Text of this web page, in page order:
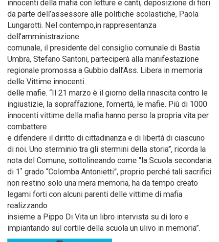
innocenti della mafia con letture e canti, deposizione di fiori
da parte dell’assessore alle politiche scolastiche, Paola
Lungarotti. Nel contempo,in rappresentanza
dell’amministrazione
comunale, il presidente del consiglio comunale di Bastia
Umbra, Stefano Santoni, parteciperà alla manifestazione
regionale promossa a Gubbio dall’Ass. Libera in memoria
delle Vittime innocenti
delle mafie. “Il 21 marzo è il giorno della rinascita contro le
ingiustizie, la sopraffazione, l’omertà, le mafie. Più di 1000
innocenti vittime della mafia hanno perso la propria vita per
combattere
e difendere il diritto di cittadinanza e di libertà di ciascuno
di noi. Uno sterminio tra gli stermini della storia”, ricorda la
nota del Comune, sottolineando come “la Scuola secondaria
di 1˚ grado “Colomba Antonietti”, proprio perché tali sacrifici
non restino solo una mera memoria, ha da tempo creato
legami forti con alcuni parenti delle vittime di mafia
realizzando
insieme a Pippo Di Vita un libro intervista su di loro e
impiantando sul cortile della scuola un ulivo in memoria”.